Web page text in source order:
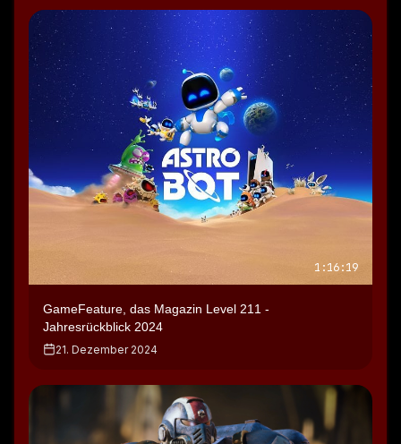
1:16:19
GameFeature, das Magazin Level 211 -
Jahresrückblick 2024
21. Dezember 2024